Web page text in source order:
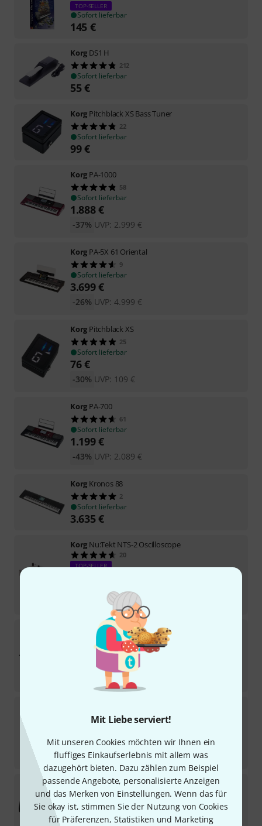
Mit Liebe serviert!
Mit unseren Cookies möchten wir Ihnen ein
fluffiges Einkaufserlebnis mit allem was
dazugehört bieten. Dazu zählen zum Beispiel
passende Angebote, personalisierte Anzeigen
und das Merken von Einstellungen. Wenn das für
Sie okay ist, stimmen Sie der Nutzung von Cookies
für Präferenzen, Statistiken und Marketing
TOP-SELLER
Sofort lieferbar
145 €
Korg DS1 H
212
Sofort lieferbar
55€
Korg Pitchblack XS Bass Tuner
22
Sofort lieferbar
99€
Korg PA-1000
58
Sofort lieferbar
1.888€
UVP: 2.999 €
-37%
Korg PA-5X 61 Oriental
9
Sofort lieferbar
3.699€
UVP: 4.999 €
-26%
Korg Pitchblack XS
25
Sofort lieferbar
76€
UVP: 109 €
-30%
Korg PA-700
61
Sofort lieferbar
1.199€
UVP: 2.089 €
-43%
Korg Kronos 88
2
Sofort lieferbar
3.635€
Korg Nu:Tekt NTS-2 Oscilloscope
20
TOP-SELLER
UVP: €
Minilogue XD
249
In 1–2 Wochen lieferbar
UVP: 929
70
89€
UVP:109 €
-18%
KorgNu:Tekt NTS-4
In 3–4 Wochen lieferbar
219€